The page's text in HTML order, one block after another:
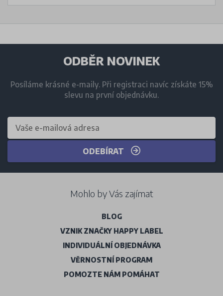
ODBĚR NOVINEK
Posíláme krásné e-maily. Při registraci navíc získáte 15%
slevu na první objednávku.
ODEBÍRAT
Mohlo by Vás zajímat
BLOG
VZNIK ZNAČKY HAPPY LABEL
INDIVIDUÁLNÍ OBJEDNÁVKA
VĚRNOSTNÍ PROGRAM
POMOZTE NÁM POMÁHAT